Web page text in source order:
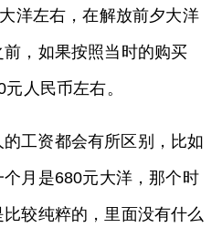
洋左右，在解放前夕大洋
，如果按照当时的购买
人民币左右。
工资都会有所区别，比如
月是680元大洋，那个时
较纯粹的，里面没有什么